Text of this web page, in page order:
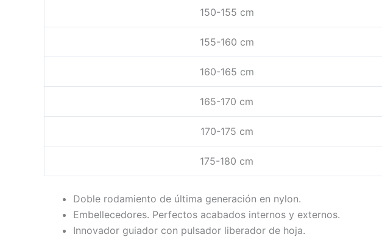
150-155 cm
155-160 cm
160-165 cm
165-170 cm
170-175 cm
175-180 cm
Doble rodamiento de última generación en nylon.
Embellecedores. Perfectos acabados internos y externos.
Innovador guiador con pulsador liberador de hoja.